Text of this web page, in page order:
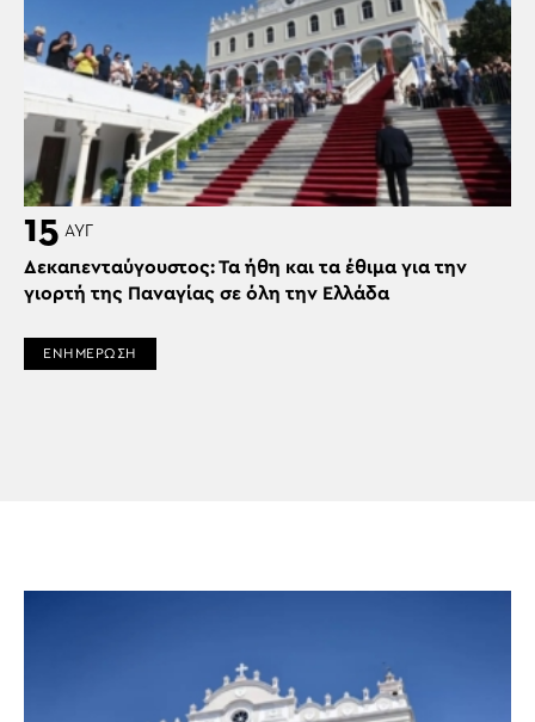
15 ΑΥΓ
Δεκαπενταύγουστος: Τα ήθη και τα έθιμα για την
γιορτή της Παναγίας σε όλη την Ελλάδα
ΕΝΗΜΕΡΩΣΗ